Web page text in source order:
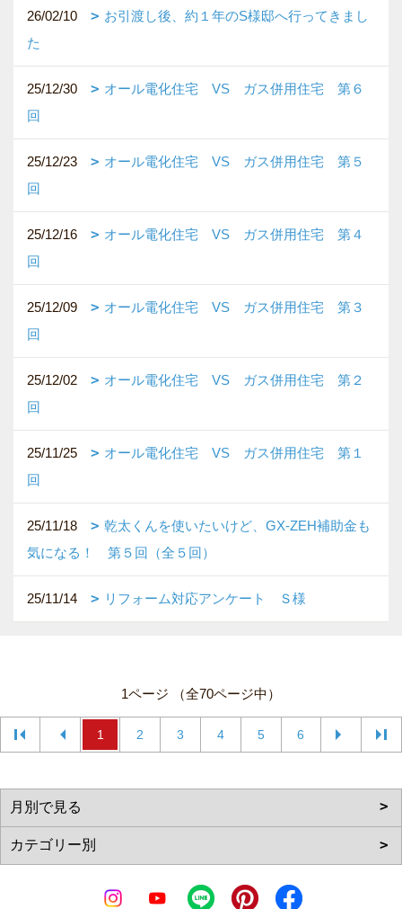
26/02/10
お引渡し後、約１年のS様邸へ行ってきまし
た
25/12/30
オール電化住宅 VS ガス併用住宅 第６
回
25/12/23
オール電化住宅 VS ガス併用住宅 第５
回
25/12/16
オール電化住宅 VS ガス併用住宅 第４
回
25/12/09
オール電化住宅 VS ガス併用住宅 第３
回
25/12/02
オール電化住宅 VS ガス併用住宅 第２
回
25/11/25
オール電化住宅 VS ガス併用住宅 第１
回
25/11/18
乾太くんを使いたいけど、GX-ZEH補助金も
気になる！ 第５回（全５回）
25/11/14 リフォーム対応アンケート Ｓ様
1ページ （全70ページ中）
1 2 3 4 5 6